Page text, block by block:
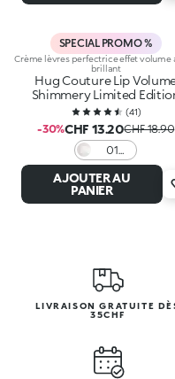
SPECIAL PROMO %
Crème lèvres perfectrice effet volume
brillant
Hug Couture Lip
Shimmery Limited
(41)
-30%CHF 13.20CHF 18.90
01
Prisma
Haze
AJOUTER AU
PANIER
LIVRAISON GRATUITE
35CHF